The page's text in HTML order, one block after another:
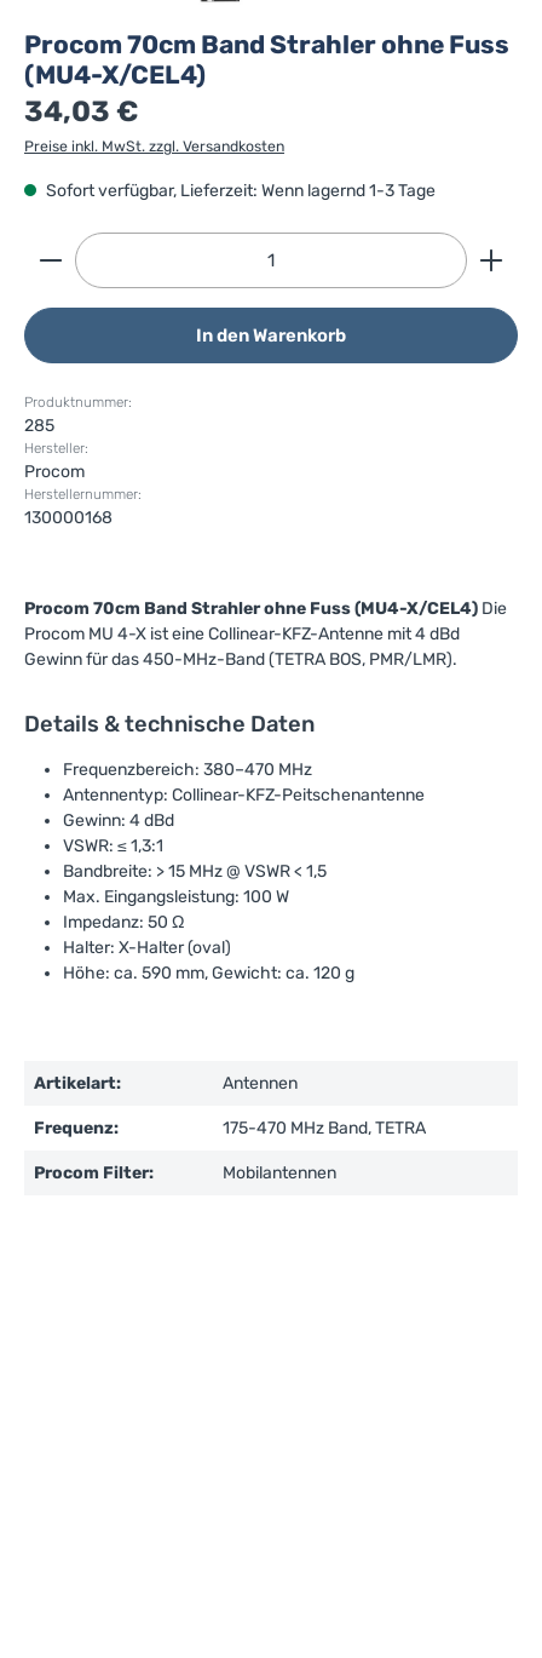
Procom 70cm Band Strahler ohne Fuss
(MU4-X/CEL4)
34,03 €
Preise inkl. MwSt. zzgl. Versandkosten
Sofort verfügbar, Lieferzeit: Wenn lagernd 1-3 Tage
Produkt Anzahl: Gib den gewünschten Wert ein
In den Warenkorb
Produktnummer:
285
Hersteller:
Procom
Herstellernummer:
130000168
Procom 70cm Band Strahler ohne Fuss (MU4-X/CEL4) Die
Procom MU 4-X ist eine Collinear-KFZ-Antenne mit 4 dBd
Gewinn für das 450-MHz-Band (TETRA BOS, PMR/LMR).
Details & technische Daten
Frequenzbereich: 380–470 MHz
Antennentyp: Collinear-KFZ-Peitschenantenne
Gewinn: 4 dBd
VSWR: ≤ 1,3:1
Bandbreite: > 15 MHz @ VSWR < 1,5
Max. Eingangsleistung: 100 W
Impedanz: 50 Ω
Halter: X-Halter (oval)
Höhe: ca. 590 mm, Gewicht: ca. 120 g
Artikelart: Antennen
Frequenz: 175-470 MHz Band, TETRA
Procom Filter: Mobilantennen